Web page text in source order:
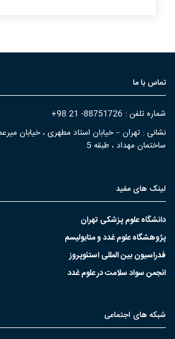
تماس با ما
شماره تلفن : 88751726- 21 98+
نشانی : تهران – خیابان استاد مطهری ، خیابان
ساختمان مهداد ، طبقه 5
لینک های مفید
دانشگاه علوم پزشکی تهران
پژوهشگاه علوم غدد و متابولیسم
فدراسیون بین المللی استئوپروز
انجمن سواد سلامت در علوم غدد
شبکه های اجتماعی